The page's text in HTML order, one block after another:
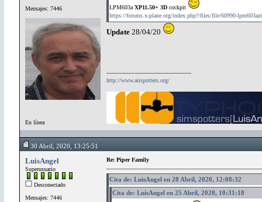
Mensajes: 7446
En línea
LPM603a XP11.50+ 3D cockpit
https://forums.x-plane.org/index.php?/files/file/60990-
Update 28/04/20
http://www.airspotters.org/
30 Abril, 2020, 13:25:51
LuisAngel
Superusuario
Desconectado
Mensajes: 7446
Re: Piper Family
Cita de: LuisAngel en 28 Abril, 2020, 12:08:32
Cita de: LuisAngel en 25 Abril, 2020, 10:31:18